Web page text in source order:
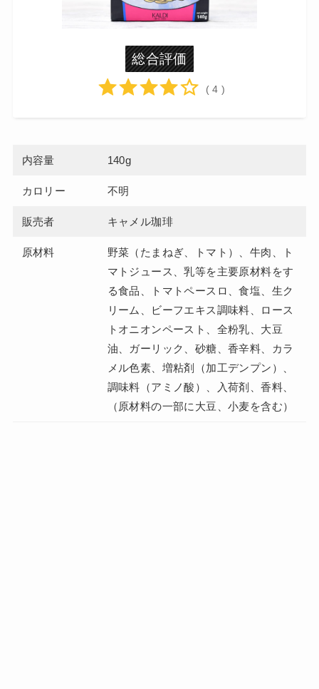
総合評価
( 4 )
内容量 140g
カロリー 不明
販売者 キャメル珈琲
原材料
野菜（たまねぎ、トマト）、牛肉、ト
マトジュース、乳等を主要原材料をす
る食品、トマトペースロ、食塩、生ク
リーム、ビーフエキス調味料、ロース
トオニオンペースト、全粉乳、大豆
油、ガーリック、砂糖、香辛料、カラ
メル色素、増粘剤（加工デンプン）、
調味料（アミノ酸）、入荷剤、香料、
（原材料の一部に大豆、小麦を含む）